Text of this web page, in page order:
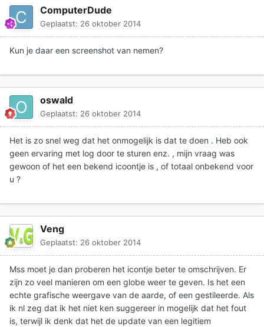
ComputerDude
Geplaatst: 26 oktober 2014
Kun je daar een screenshot van nemen?
oswald
Geplaatst: 26 oktober 2014
Het is zo snel weg dat het onmogelijk is dat te doen . Heb ook
geen ervaring met log door te sturen enz. , mijn vraag was
gewoon of het een bekend icoontje is , of totaal onbekend voor
u ?
Veng
Geplaatst: 26 oktober 2014
Mss moet je dan proberen het icontje beter te omschrijven. Er
zijn zo veel manieren om een globe weer te geven. Is het een
echte grafische weergave van de aarde, of een gestileerde. Als
ik nl zeg dat ik het niet ken suggereer in mogelijk dat het fout
is, terwijl ik denk dat het de update van een legitiem